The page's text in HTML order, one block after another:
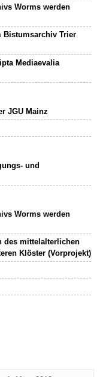
Worms werden
Bistumsarchiv Trier
Mediaevalia
JGU Mainz
und
Worms werden
des mittelalterlichen
Klöster (Vorprojekt)